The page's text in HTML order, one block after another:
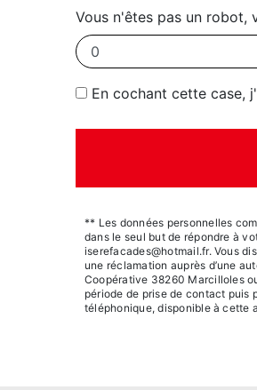
Vous n'êtes pas un robot,
En cochant cette case,
** Les données personnelles
dans le seul but de répondre à
iserefacades@hotmail.fr. Vous
une réclamation auprès d’une
Coopérative 38260 Marcilloles
période de prise de contact puis
téléphonique, disponible à cette